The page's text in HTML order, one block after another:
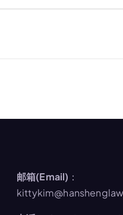
邮箱(Email) ：